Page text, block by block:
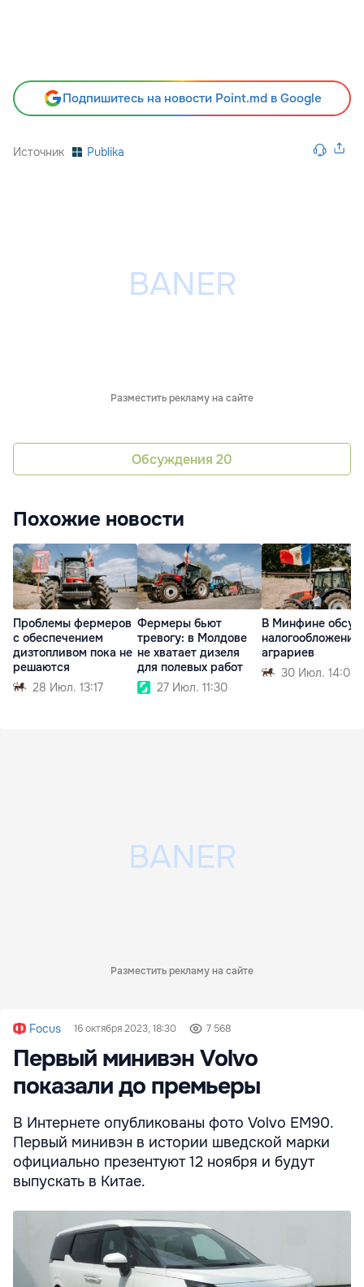
Подпишитесь на новости Point.md в Google
Источник Publika
Разместить рекламу на сайте
Обсуждения 20
Похожие новости
Проблемы фермеров
с обеспечением
дизтопливом пока не
решаются
28 Июл. 13:17
Фермеры бьют
тревогу: в Молдове
не хватает дизеля
для полевых работ
27 Июл. 11:30
В Минфине
налогообложение
аграриев
30 Июл. 14:08
Разместить рекламу на сайте
Focus 16 октября 2023, 18:30 7 568
Первый минивэн Volvo
показали до премьеры
В Интернете опубликованы фото Volvo EM90.
Первый минивэн в истории шведской марки
официально презентуют 12 ноября и будут
выпускать в Китае.